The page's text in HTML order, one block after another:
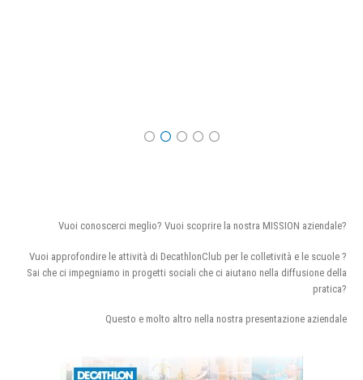
Vuoi conoscerci meglio? Vuoi scoprire la nostra MISSION aziendale?
Vuoi approfondire le attività di DecathlonClub per le colletività e le scuole ?
Sai che ci impegniamo in progetti sociali che ci aiutano nella diffusione della
pratica?
Questo e molto altro nella nostra presentazione aziendale